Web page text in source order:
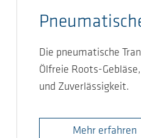
Die pneumatische
Ölfreie Roots-
und Zuverlässigkeit.
Mehr erfahren